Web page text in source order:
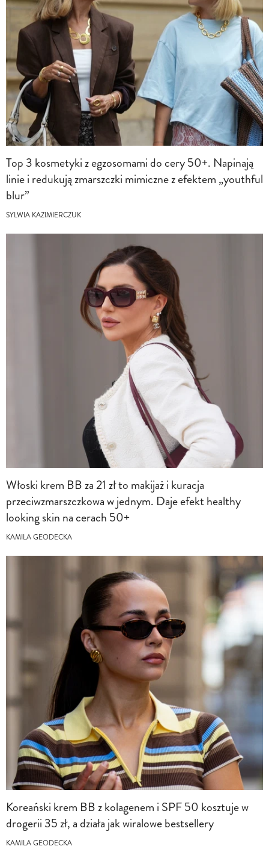
Top 3 kosmetyki z egzosomami do cery 50+. Napinają
linie i redukują zmarszczki mimiczne z efektem „youthful
blur”
SYLWIA KAZIMIERCZUK
Włoski krem BB za 21 zł to makijaż i kuracja
przeciwzmarszczkowa w jednym. Daje efekt healthy
looking skin na cerach 50+
KAMILA GEODECKA
Koreański krem BB z kolagenem i SPF 50 kosztuje w
drogerii 35 zł, a działa jak wiralowe bestsellery
KAMILA GEODECKA